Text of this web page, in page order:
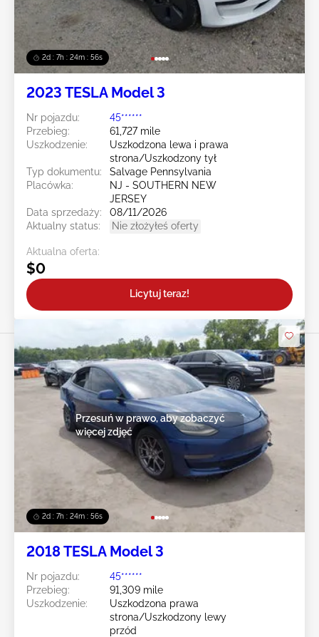
2d : 7h : 24m : 54s
2023 TESLA Model 3
Nr pojazdu:
45******
Przebieg:
61,727 mile
Uszkodzenie:
Uszkodzona lewa i prawa
strona/Uszkodzony tył
Typ dokumentu:
Salvage Pennsylvania
Placówka:
NJ - SOUTHERN NEW
JERSEY
Data sprzedaży:
08/11/2026
Aktualny status:
Nie złożyłeś oferty
Aktualna oferta:
$0
Licytuj teraz!
2d : 7h : 24m : 54s
Przesuń w prawo, aby zobaczyć
więcej zdjęć
2018 TESLA Model 3
Nr pojazdu:
45******
Przebieg:
91,309 mile
Uszkodzenie:
Uszkodzona prawa
strona/Uszkodzony lewy
przód